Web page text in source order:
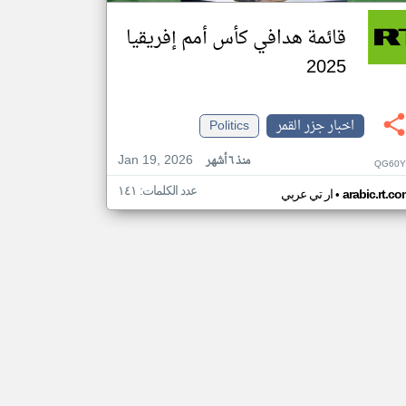
قائمة هدافي كأس أمم إفريقيا
2025
اخبار جزر القمر
Politics
Jan 19, 2026
منذ ٦ أشهر
ار تي عربي• عدد الكلمات: ١٤١